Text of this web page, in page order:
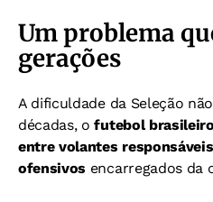
Um problema
gerações
A dificuldade da Seleção
décadas, o futebol
entre volantes
ofensivos encarregados da